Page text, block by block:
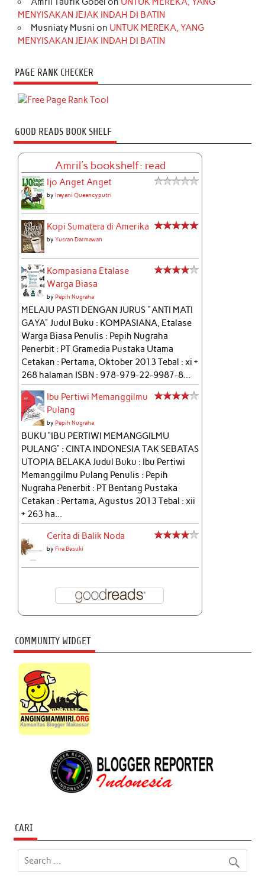
MENYISAKAN JEJAK INDAH DI BATIN
Musniaty Musni on UNTUK MEREKA, YANG
MENYISAKAN JEJAK INDAH DI BATIN
PAGE RANK CHECKER
GOOD READS BOOK SHELF
Amril's bookshelf: read
Ijo Anget Anget
byIrayani Queencyputri
Kopi Sumatera di Amerika
byYusran Darmawan
Kompasiana Etalase
Warga Biasa
byPepih Nugraha
MELAJU PASTI DENGAN JURUS "ANTI MATI
GAYA" Judul Buku : KOMPASIANA, Etalase
Warga Biasa Penulis : Pepih Nugraha
Penerbit : PT Gramedia Pustaka Utama
Cetakan : Pertama, Oktober 2013 Tebal : xi +
268 halaman ISBN : 978-979-22-9987-8...
Ibu Pertiwi Memanggilmu
Pulang
byPepih Nugraha
BUKU “IBU PERTIWI MEMANGGILMU
PULANG” : CINTA INDONESIA TAK SEBATAS
UTOPIA BELAKA Judul Buku : Ibu Pertiwi
Memanggilmu Pulang Penulis : Pepih
Nugraha Penerbit : PT Bentang Pustaka
Cetakan : Pertama, Agustus 2013 Tebal : xii
+ 263 ha...
Cerita di Balik Noda
byFira Basuki
COMMUNITY WIDGET
CARI